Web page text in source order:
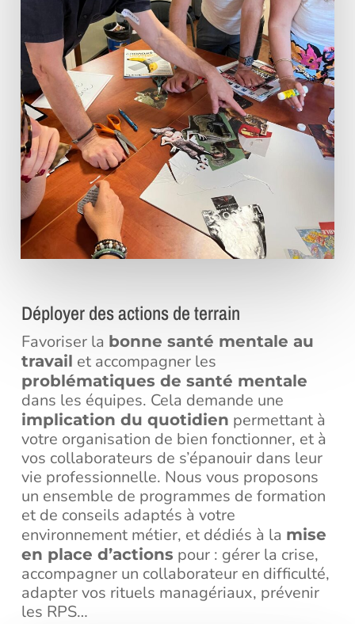
Déployer des actions de terrain
Favoriser la bonne santé mentale au
travail et accompagner les
problématiques de santé mentale
dans les équipes. Cela demande une
implication du quotidien permettant à
votre organisation de bien fonctionner, et à
vos collaborateurs de s’épanouir dans leur
vie professionnelle. Nous vous proposons
un ensemble de programmes de formation
et de conseils adaptés à votre
environnement métier, et dédiés à la mise
en place d’actions pour : gérer la crise,
accompagner un collaborateur en difficulté,
adapter vos rituels managériaux, prévenir
les RPS…